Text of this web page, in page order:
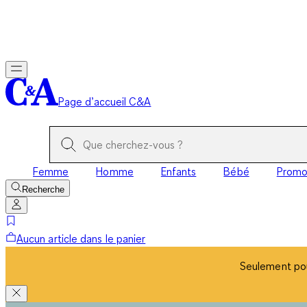
Page d’accueil C&A
Femme Homme Enfants Bébé Promo
Recherche
Aucun article dans le panier
Seulement